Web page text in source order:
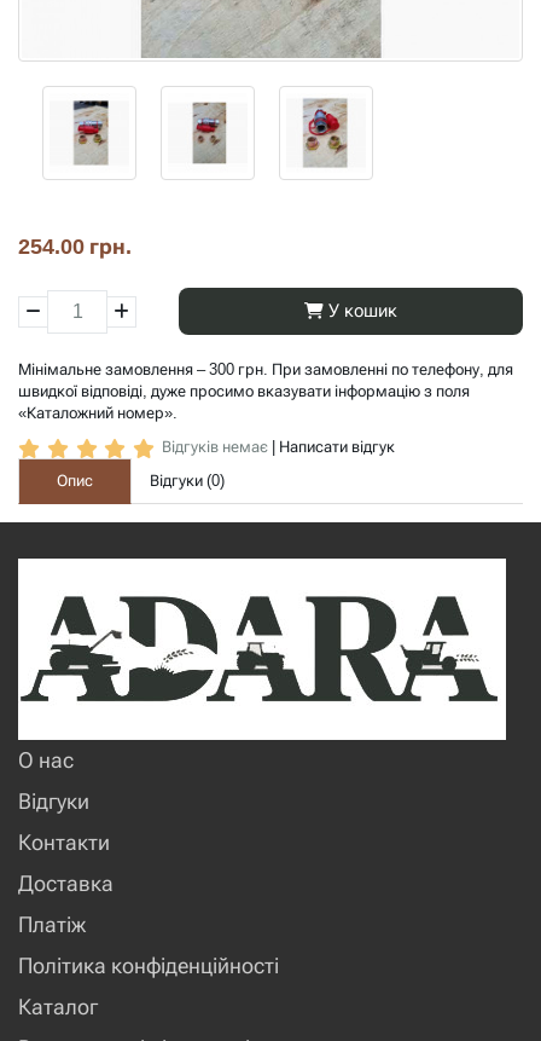
254.00 грн.
У кошик
Мінімальне замовлення – 300 грн. При замовленні по телефону, для
швидкої відповіді, дуже просимо вказувати інформацію з поля
«Каталожний номер».
Відгуків немає
Написати відгук
Опис
Відгуки (0)
О нас
Відгуки
Контакти
Доставка
Платіж
Політика конфіденційності
Каталог